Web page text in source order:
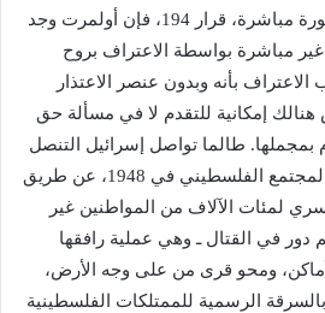
إسرائيل في أن تتبنى، وبصورة مباشرة، قرار 194، فإن أولمرت وجد
مباشرة بواسطة الاعتراف بروح
الاعتراف بأنه وبدون عنصر الاعتذار
هنالك إمكانية للتقدم لا في مسألة حق
بمجملها. طالما تواصل إسرائيل التنصل
من مسؤوليتها عن تخريب المجتمع الفلسطيني في 1948، عن طريق
لمئات الآلاف من المواطنين غير
دور في القتال ـ وهي عملية رافقها
ومحو قرى من على وجه الأرض،
الرسمية للممتلكات الفلسطينية